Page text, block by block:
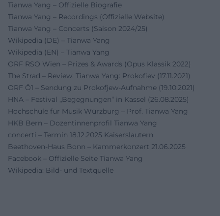
Tianwa Yang – Offizielle Biografie
Tianwa Yang – Recordings (Offizielle Website)
Tianwa Yang – Concerts (Saison 2024/25)
Wikipedia (DE) – Tianwa Yang
Wikipedia (EN) – Tianwa Yang
ORF RSO Wien – Prizes & Awards (Opus Klassik 2022)
The Strad – Review: Tianwa Yang: Prokofiev (17.11.2021)
ORF Ö1 – Sendung zu Prokofjew-Aufnahme (19.10.2021)
HNA – Festival „Begegnungen“ in Kassel (26.08.2025)
Hochschule für Musik Würzburg – Prof. Tianwa Yang
HKB Bern – Dozentinnenprofil Tianwa Yang
concerti – Termin 18.12.2025 Kaiserslautern
Beethoven-Haus Bonn – Kammerkonzert 21.06.2025
Facebook – Offizielle Seite Tianwa Yang
Wikipedia: Bild- und Textquelle